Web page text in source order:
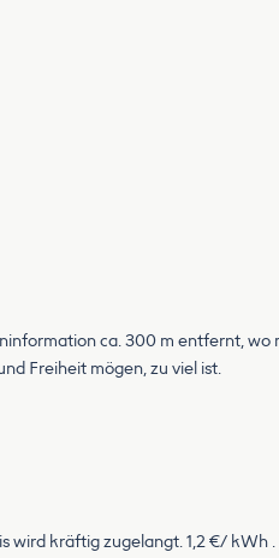
ca. 300 m entfernt, wo
Freiheit mögen, zu viel ist.
wird kräftig zugelangt. 1,2 €/ kWh .